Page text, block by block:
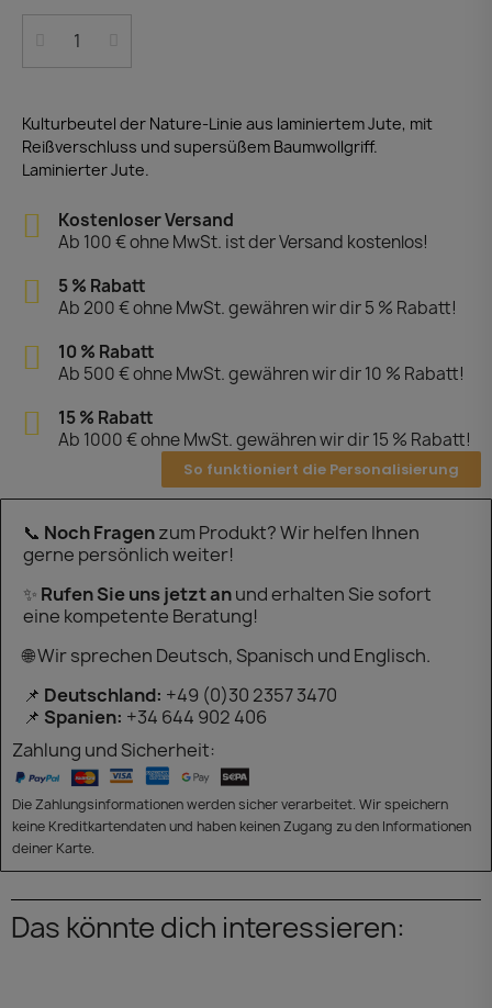
Kulturbeutel der Nature-Linie aus laminiertem Jute, mit
Reißverschluss und supersüßem Baumwollgriff.
Laminierter Jute.
Kostenloser Versand
Ab 100 € ohne MwSt. ist der Versand kostenlos!
5 % Rabatt
Ab 200 € ohne MwSt. gewähren wir dir 5 % Rabatt!
10 % Rabatt
Ab 500 € ohne MwSt. gewähren wir dir 10 % Rabatt!
15 % Rabatt
Ab 1000 € ohne MwSt. gewähren wir dir 15 % Rabatt!
So funktioniert die Personalisierung
📞 Noch Fragenzum Produkt? Wir helfen Ihnen
gerne persönlich weiter!
✨ Rufen Sie uns jetzt anund erhalten Sie sofort
eine kompetente Beratung!
🌐 Wir sprechen Deutsch, Spanisch und Englisch.
📌 Deutschland: +49 (0)30 2357 3470
📌 Spanien: +34 644 902 406
Zahlung und Sicherheit:
Die Zahlungsinformationen werden sicher verarbeitet. Wir speichern
keine Kreditkartendaten und haben keinen Zugang zu den Informationen
deiner Karte.
Das könnte dich interessieren: